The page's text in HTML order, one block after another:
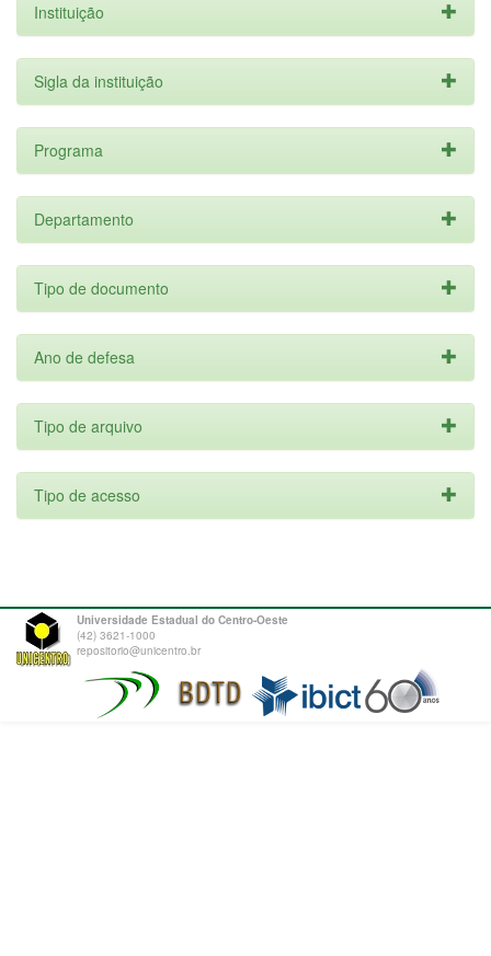
Instituição
Sigla da instituição
Programa
Departamento
Tipo de documento
Ano de defesa
Tipo de arquivo
Tipo de acesso
Universidade Estadual do Centro-Oeste
(42) 3621-1000
repositorio@unicentro.br